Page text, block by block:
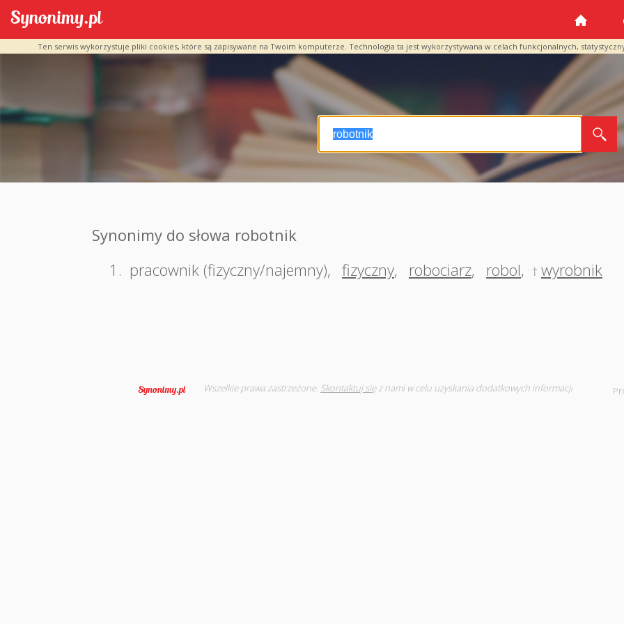
Ten serwis wykorzystuje pliki cookies, które są zapisywane na Twoim komputerze. Technologia ta jest wykorzystywana w celach funkcjonalnych,
Synonimy do słowa robotnik
1. pracownik (fizyczny/najemny), fizyczny, robociarz, robol, † wyrobnik
Wszelkie prawa zastrzeżone. Skontaktuj sięz nami w celu uzyskania dodatkowych informacji